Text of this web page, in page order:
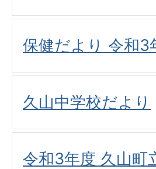
保健だより 令和3
久山中学校だより
令和3年度 久山町